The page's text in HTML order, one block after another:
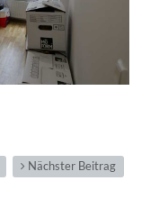
Nächster Beitrag